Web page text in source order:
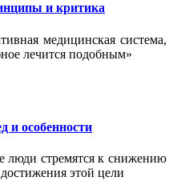
и критика
медицинская система,
лечится подобным»
и особенности
люди стремятся к снижению
этой цели